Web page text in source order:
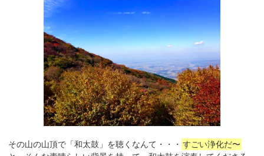
その山の山頂で「和太鼓」を聴くなんて・・・ すごい浄化だ〜